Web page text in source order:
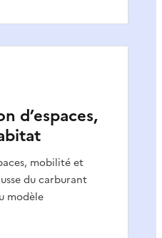
d’espaces,
mobilité et
du carburant
modèle